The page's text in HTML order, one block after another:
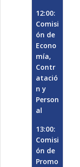
12:00:
Comisi
ón de
Econo
mía,
Contr
atació
n y
Person
al
13:00:
Comisi
ón de
Promo